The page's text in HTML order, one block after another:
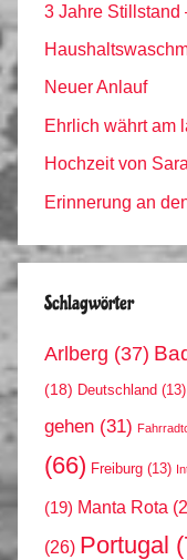
3 Jahre Stillstand
Neuer Anlauf
Ehrlich währt am
Hochzeit von
Erinnerung an
Schlagwörter
Arlberg (37)
(18) Deutschland (13)
gehen (31)
(66) Freiburg (13)
(19) Manta Rota
(26) Portugal